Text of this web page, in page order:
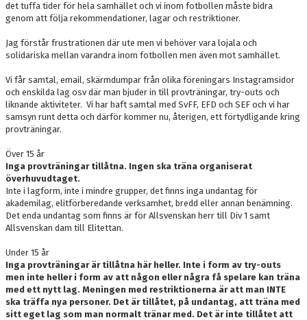
det tuffa tider för hela samhället och vi inom fotbollen måste bidra
genom att följa rekommendationer, lagar och restriktioner.
Jag förstår frustrationen där ute men vi behöver vara lojala och
solidariska mellan varandra inom fotbollen men även mot samhället.
Vi får samtal, email, skärmdumpar från olika föreningars Instagramsidor
och enskilda lag osv där man bjuder in till provträningar, try-outs och
liknande aktiviteter. Vi har haft samtal med SvFF, EFD och SEF och vi har
samsyn runt detta och därför kommer nu, återigen, ett förtydligande kring
provträningar.
Över 15 år
Inga provträningar tillåtna. Ingen ska träna organiserat
överhuvudtaget.
Inte i lagform, inte i mindre grupper, det finns inga undantag för
akademilag, elitförberedande verksamhet, bredd eller annan benämning.
Det enda undantag som finns är för Allsvenskan herr till Div 1 samt
Allsvenskan dam till Elitettan.
Under 15 år
Inga provträningar är tillåtna här heller. Inte i form av try-outs
men inte heller i form av att någon eller några få spelare kan träna
med ett nytt lag. Meningen med restriktionerna är att man INTE
ska träffa nya personer. Det är tillåtet, på undantag, att träna med
sitt eget lag som man normalt tränar med. Det är inte tillåtet att